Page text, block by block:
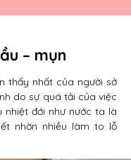
– mụn
thấy nhất của người sở
do sự quá tải của việc
nhiệt đới như nước ta là
nhờn nhiều làm to lỗ